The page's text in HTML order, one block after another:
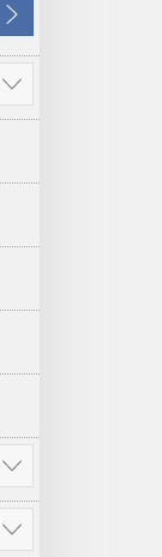
Следеће
Више
Више
Више